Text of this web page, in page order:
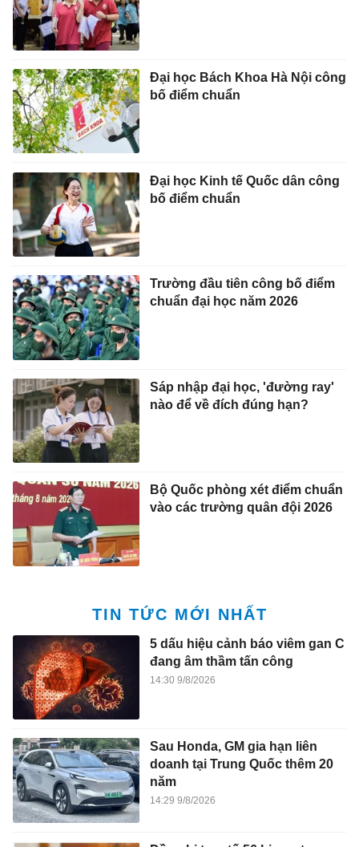
Đại học Bách Khoa Hà Nội công
bố điểm chuẩn
Đại học Kinh tế Quốc dân công
bố điểm chuẩn
Trường đầu tiên công bố điểm
chuẩn đại học năm 2026
Sáp nhập đại học, 'đường ray'
nào để về đích đúng hạn?
Bộ Quốc phòng xét điểm chuẩn
vào các trường quân đội 2026
TIN TỨC MỚI NHẤT
5 dấu hiệu cảnh báo viêm gan C
đang âm thầm tấn công
14:30 9/8/2026
Sau Honda, GM gia hạn liên
doanh tại Trung Quốc thêm 20
năm
14:29 9/8/2026